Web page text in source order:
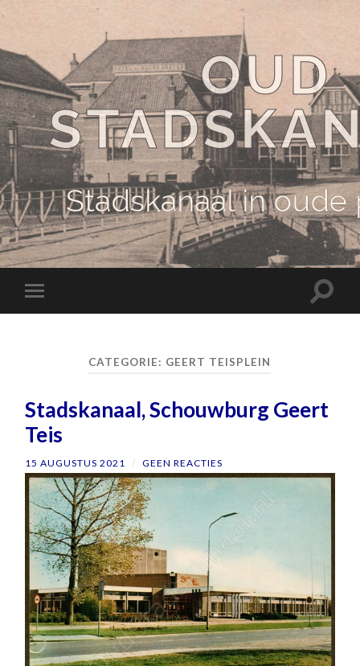
OUD
Stadskanaal in oude
Schakel
naar
CATEGORIE: GEERT TEISPLEIN
Stadskanaal, Schouwburg Geert
Teis
15 AUGUSTUS 2021 / GEEN REACTIES